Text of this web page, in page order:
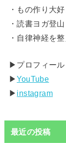
・もの作り大好
・読書ヨガ登山
・自律神経を
▶︎プロフィール
▶︎YouTube
▶︎ instagram
最近の投稿